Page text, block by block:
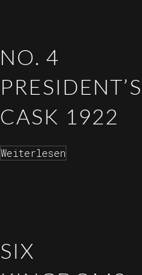
NO. 4
PRESIDENT’S
CASK 1922
Weiterlesen
SIX